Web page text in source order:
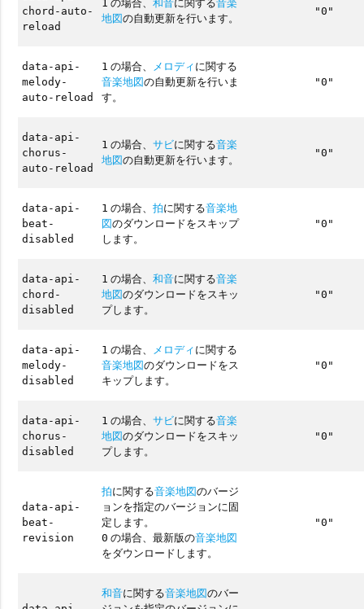
chord-auto-
reload
1
地図の自動更新を行います。
"0"
data-api-
melody-
auto-reload
1 の場合、 メロディに関する
音楽地図の自動更新を行いま
す。
"0"
data-api-
chorus-
auto-reload
1 の場合、サビに関する音楽
地図の自動更新を行います。
"0"
data-api-
beat-
disabled
1 の場合、拍に関する音楽地
図のダウンロードをスキップ
します。
"0"
data-api-
chord-
disabled
1 の場合、和音に関する音楽
地図のダウンロードをスキッ
プします。
"0"
data-api-
melody-
disabled
1 の場合、 メロディに関する
音楽地図のダウンロードをス
キップします。
"0"
data-api-
chorus-
disabled
1 の場合、サビに関する音楽
地図のダウンロードをスキッ
プします。
"0"
data-api-
beat-
revision
拍に関する音楽地図のバージ
ョンを指定のバージョンに固
定します。
0 の場合、最新版の音楽地図
をダウンロードします。
"0"
和音に関する音楽地図のバー